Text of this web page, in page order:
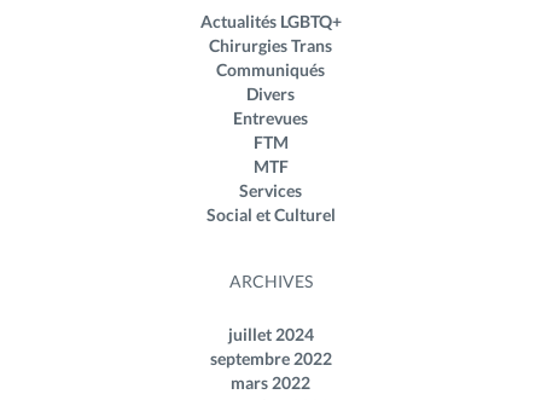
Actualités LGBTQ+
Chirurgies Trans
Communiqués
Divers
Entrevues
FTM
MTF
Services
Social et Culturel
ARCHIVES
juillet 2024
septembre 2022
mars 2022